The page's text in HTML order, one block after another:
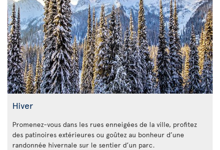
Hiver
Promenez-vous dans les rues enneigées de la ville, profitez
des patinoires extérieures ou goûtez au bonheur d’une
randonnée hivernale sur le sentier d’un parc.